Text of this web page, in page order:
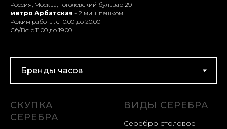
Россия, Москва, Гоголевский бульвар 29
метро Арбатская - 2 мин. пешком
Режим работы: с 10.00 до 20.00
Сб/Вс: с 11.00 до 19.00
СКУПКА
СЕРЕБРА
ВИДЫ СЕРЕБРА
Серебро столовое